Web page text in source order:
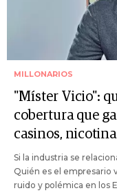
MILLONARIOS
"Míster Vicio":
cobertura que
casinos,
Si la industria se
Quién es el empresario
ruido y polémica en los